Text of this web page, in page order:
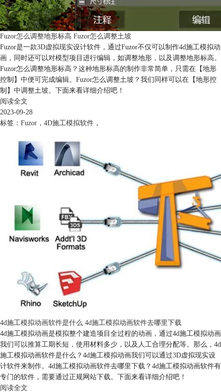
Fuzor怎么调整地形标高 Fuzor怎么调整土坡
Fuzor是一款3D虚拟现实设计软件，通过Fuzor不仅可以制作4d施工模拟动
画，同时还可以对模型项目进行编辑，如调整地形，以及调整地形标高。
Fuzor怎么调整地形标高？这种地形标高的制作非常简单，只需在【地形
控制】中便可完成编辑。Fuzor怎么调整土坡？我们同样可以在【地形控
制】中调整土坡。下面来看详细介绍吧！
阅读全文
2023-09-28
标签： Fuzor ， 4D施工模拟软件 ，
4d施工模拟动画软件是什么 4d施工模拟动画软件去哪里下载
4d施工模拟动画是模拟整个建造项目全过程的动画，通过4d施工模拟动画
我们可以推算工期长短，使用材料多少，以及人工合理分配等。那么，4d
施工模拟动画软件是什么？4d施工模拟动画我们可以通过3D虚拟现实设
计软件来制作。4d施工模拟动画软件去哪里下载？4d施工模拟动画软件有
专门的软件，需要通过正规网站下载。下面来看详细介绍吧！
阅读全文